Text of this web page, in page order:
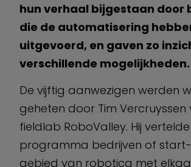
hun verhaal bijgestaan door
die de automatisering
uitgevoerd, en gaven zo
verschillende mogelijkheden.
De vijftig aanwezigen werden
geheten door Tim Vercruyssen
fieldlab RoboValley. Hij
programma bedrijven of
gebied van robotica met